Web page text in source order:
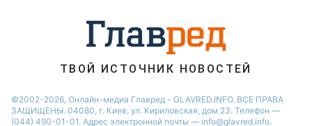
Новости Одессы
ТВОЙ ИСТОЧНИК НОВОСТЕЙ
©2002-2026, Онлайн-медиа Главред - GLAVRED.INFO. ВСЕ ПРАВА
ЗАЩИЩЕНЫ. 04080, г. Киев, ул. Кириловская, дом 23. Телефон —
(044) 490-01-01. Адрес электронной почты — info@glavred.info.